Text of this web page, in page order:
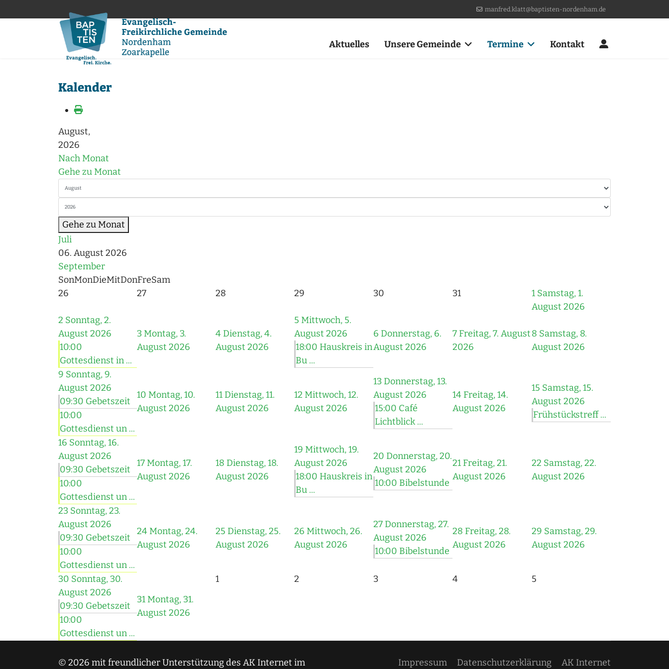
manfred.klatt@baptisten-nordenham.de
Aktuelles Unsere Gemeinde Termine Kontakt
Kalender
August,
2026
Nach Monat
Gehe zu Monat
Gehe zu Monat
Juli
06. August 2026
September
SonMonDieMitDonFreSam
26
27 28 29 30 31 1 Samstag, 1.
August 2026
2 Sonntag, 2.
August 2026
10:00
Gottesdienst in ...
3 Montag, 3.
August 2026
4 Dienstag, 4.
August 2026
5 Mittwoch, 5.
August 2026
18:00 Hauskreis in
Bu ...
6 Donnerstag, 6.
August 2026
7 Freitag, 7. August
2026
8 Samstag, 8.
August 2026
9 Sonntag, 9.
August 2026
09:30 Gebetszeit
10:00
Gottesdienst un ...
10 Montag, 10.
August 2026
11 Dienstag, 11.
August 2026
12 Mittwoch, 12.
August 2026
13 Donnerstag, 13.
August 2026
15:00 Café
Lichtblick ...
14 Freitag, 14.
August 2026
15 Samstag, 15.
August 2026
Frühstückstreff ...
16 Sonntag, 16.
August 2026
09:30 Gebetszeit
10:00
Gottesdienst un ...
17 Montag, 17.
August 2026
18 Dienstag, 18.
August 2026
19 Mittwoch, 19.
August 2026
18:00 Hauskreis in
Bu ...
20 Donnerstag, 20.
August 2026
10:00 Bibelstunde
21 Freitag, 21.
August 2026
22 Samstag, 22.
August 2026
23 Sonntag, 23.
August 2026
09:30 Gebetszeit
10:00
Gottesdienst un ...
24 Montag, 24.
August 2026
25 Dienstag, 25.
August 2026
26 Mittwoch, 26.
August 2026
27 Donnerstag, 27.
August 2026
10:00 Bibelstunde
28 Freitag, 28.
August 2026
29 Samstag, 29.
August 2026
30 Sonntag, 30.
August 2026
09:30 Gebetszeit
10:00
Gottesdienst un ...
31 Montag, 31.
August 2026
1 2 3 4 5
© 2026 mit freundlicher Unterstützung des AK Internet im Impressum Datenschutzerklärung AK Internet